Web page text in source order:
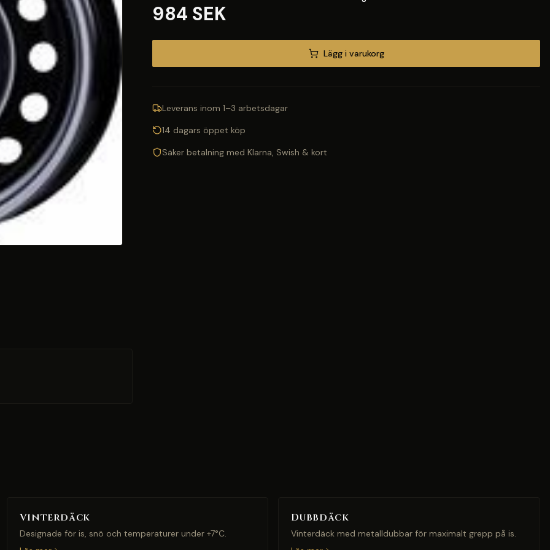
984 SEK
Lägg i varukorg
Leverans inom 1–3 arbetsdagar
14 dagars öppet köp
Säker betalning med Klarna, Swish & kort
Vinterdäck
Designade för is, snö och temperaturer under +7°C.
Dubbdäck
Vinterdäck med metalldubbar för maximalt grepp på is.